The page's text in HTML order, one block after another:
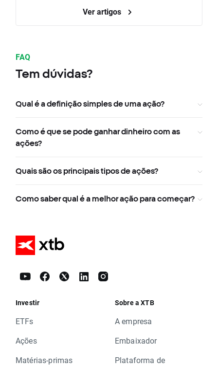
Ver artigos
FAQ
Tem dúvidas?
Qual é a definição simples de uma ação?
Como é que se pode ganhar dinheiro com as
ações?
Quais são os principais tipos de ações?
Como saber qual é a melhor ação para começar?
Investir
ETFs
Ações
Matérias-primas
Sobre a XTB
A empresa
Embaixador
Plataforma de